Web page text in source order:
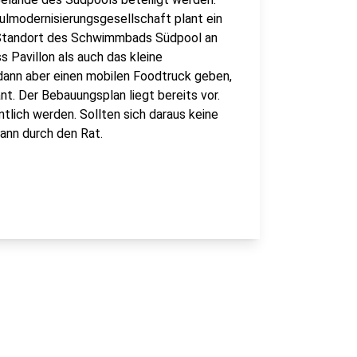
plant ein
des Schwimmbads Südpool an
Pavillon als auch das kleine
aber einen mobilen Foodtruck geben,
Der Bebauungsplan liegt bereits vor.
werden. Sollten sich daraus keine
durch den Rat.